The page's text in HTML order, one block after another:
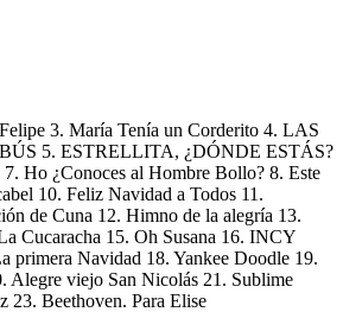
3. María Tenía un Corderito 4. LAS
5. ESTRELLITA, ¿DÓNDE ESTÁS?
Ho ¿Conoces al Hombre Bollo? 8. Este
10. Feliz Navidad a Todos 11.
de Cuna 12. Himno de la alegría 13.
Cucaracha 15. Oh Susana 16. INCY
Navidad 18. Yankee Doodle 19.
viejo San Nicolás 21. Sublime
23. Beethoven. Para Elise